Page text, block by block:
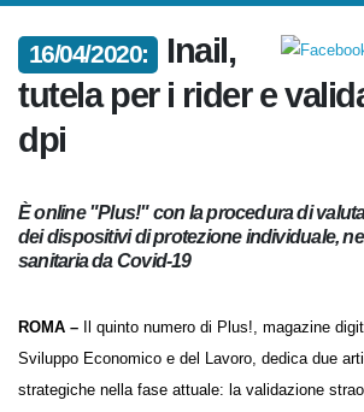
16/04/2020:
Inail,
tutela per i rider e
dpi
È online "Plus!" con la procedura di
dei dispositivi di protezione individuale,
sanitaria da Covid-19
ROMA – Il quinto numero di Plus!, magazine
Sviluppo Economico e del Lavoro, dedica due
strategiche nella fase attuale: la validazione